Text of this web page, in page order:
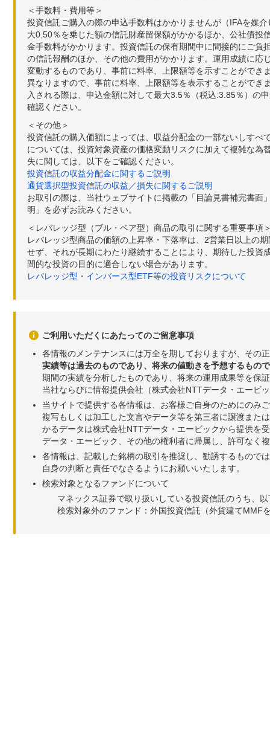
＜手数料・費用等＞
投資信託ご購入の際の申込手数料はかかりませんが（IFAを媒
大0.50％を乗じた額の信託財産留保額がかかるほか、公社債
金手数料がかかります。投資信託の保有期間中に間接的にご
の信託報酬のほか、その他の費用がかかります。運用成績に
変動するものであり、事前に料率、上限額等を示すことがで
異なりますので、事前に料率、上限額等を表示することがで
入される際は、申込金額に対して最大3.5％（税込:3.85％）の
確認ください。
＜その他＞
投資信託の購入価額によっては、収益分配金の一部ないしす
については、投資対象資産の価格変動リスクに加えて複雑な
失に関しては、以下をご確認ください。
投資信託の収益分配金に関するご説明
通貨選択型投資信託の収益／損失に関するご説明
お取引の際は、当社ウェブサイトに掲載の「目論見書補完書
明」を必ずお読みください。
＜レバレッジ型（ブル・ベア型）商品の取引に関する重要事項
レバレッジ型商品の価額の上昇率・下落率は、2営業日以上の
せず、それが長期にわたり継続することにより、期待した投
間的な投資の目的に適合しない場合があります。
レバレッジ型・インバース型ETF等の投資リスクについて
ご利用いただくにあたってのご留意事項
各情報のメンテナンスには万全を期しておりますが、その
実績等は過去のものであり、将来の値動きを予想するもの
期間の実績を分析したものであり、将来の運用成果等を保
当社ならびに情報提供会社（株式会社NTTデータ・エービ
当サイトで提供する各情報は、お客様ご自身のためにのみ
複写もしくは加工した文言やデータ等を第三者に譲渡また
かるデータは株式会社NTTデータ・エービックから提供を
データ・エービック、その他の権利者に帰属し、許可なく
各情報は、記載した銘柄の取引を推奨し、勧誘するもので
自身の判断と責任でなさるようにお願いいたします。
検索対象となるファンドについて
マネックス証券で取り扱いしている投資信託のうち、
検索対象外のファンド：外国投資信託（外貨建てMMF